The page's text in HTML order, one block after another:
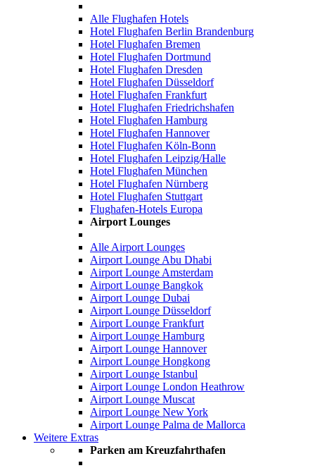
Alle Flughafen Hotels
Hotel Flughafen Berlin Brandenburg
Hotel Flughafen Bremen
Hotel Flughafen Dortmund
Hotel Flughafen Dresden
Hotel Flughafen Düsseldorf
Hotel Flughafen Frankfurt
Hotel Flughafen Friedrichshafen
Hotel Flughafen Hamburg
Hotel Flughafen Hannover
Hotel Flughafen Köln-Bonn
Hotel Flughafen Leipzig/Halle
Hotel Flughafen München
Hotel Flughafen Nürnberg
Hotel Flughafen Stuttgart
Flughafen-Hotels Europa
Airport Lounges
Alle Airport Lounges
Airport Lounge Abu Dhabi
Airport Lounge Amsterdam
Airport Lounge Bangkok
Airport Lounge Dubai
Airport Lounge Düsseldorf
Airport Lounge Frankfurt
Airport Lounge Hamburg
Airport Lounge Hannover
Airport Lounge Hongkong
Airport Lounge Istanbul
Airport Lounge London Heathrow
Airport Lounge Muscat
Airport Lounge New York
Airport Lounge Palma de Mallorca
Weitere Extras
Parken am Kreuzfahrthafen